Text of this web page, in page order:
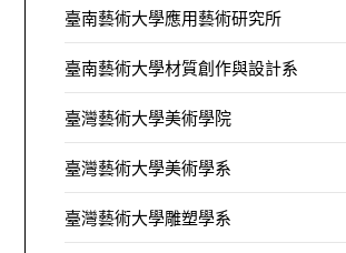
臺南藝術大學應用藝術研究所
臺南藝術大學材質創作與設計系
臺灣藝術大學美術學院
臺灣藝術大學美術學系
臺灣藝術大學雕塑學系